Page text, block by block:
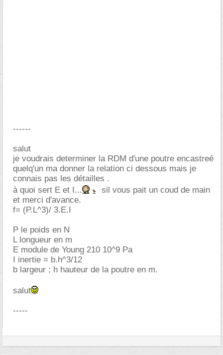
------
salut
je voudrais determiner la RDM d'une poutre encastreé
quelq'un ma donner la relation ci dessous mais je
connais pas les détailles .
à quoi sert E et I...
sil vous pait un coud de main
et merci d'avance.
f= (P.L^3)/ 3.E.I
P le poids en N
L longueur en m
E module de Young 210 10^9 Pa
I inertie = b.h^3/12
b largeur ; h hauteur de la poutre en m.
salut
-----